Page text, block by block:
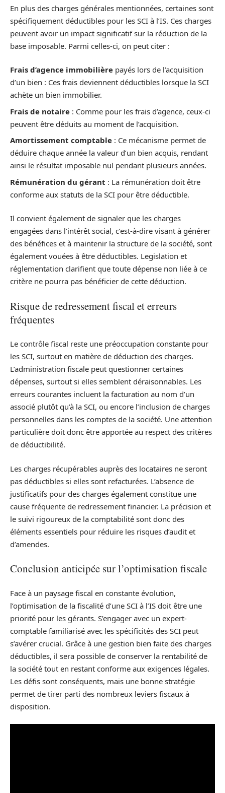
En plus des charges générales mentionnées, certaines sont
spécifiquement déductibles pour les SCI à l’IS. Ces charges
peuvent avoir un impact significatif sur la réduction de la
base imposable. Parmi celles-ci, on peut citer :
Frais d’agence immobilière payés lors de l’acquisition
d’un bien : Ces frais deviennent déductibles lorsque la SCI
achète un bien immobilier.
Frais de notaire : Comme pour les frais d’agence, ceux-ci
peuvent être déduits au moment de l’acquisition.
Amortissement comptable : Ce mécanisme permet de
déduire chaque année la valeur d’un bien acquis, rendant
ainsi le résultat imposable nul pendant plusieurs années.
Rémunération du gérant : La rémunération doit être
conforme aux statuts de la SCI pour être déductible.
Il convient également de signaler que les charges
engagées dans l’intérêt social, c’est-à-dire visant à générer
des bénéfices et à maintenir la structure de la société, sont
également vouées à être déductibles. Legislation et
réglementation clarifient que toute dépense non liée à ce
critère ne pourra pas bénéficier de cette déduction.
Risque de redressement fiscal et erreurs
fréquentes
Le contrôle fiscal reste une préoccupation constante pour
les SCI, surtout en matière de déduction des charges.
L’administration fiscale peut questionner certaines
dépenses, surtout si elles semblent déraisonnables. Les
erreurs courantes incluent la facturation au nom d’un
associé plutôt qu’à la SCI, ou encore l’inclusion de charges
personnelles dans les comptes de la société. Une attention
particulière doit donc être apportée au respect des critères
de déductibilité.
Les charges récupérables auprès des locataires ne seront
pas déductibles si elles sont refacturées. L’absence de
justificatifs pour des charges également constitue une
cause fréquente de redressement financier. La précision et
le suivi rigoureux de la comptabilité sont donc des
éléments essentiels pour réduire les risques d’audit et
d’amendes.
Conclusion anticipée sur l’optimisation fiscale
Face à un paysage fiscal en constante évolution,
l’optimisation de la fiscalité d’une SCI à l’IS doit être une
priorité pour les gérants. S’engager avec un expert-
comptable familiarisé avec les spécificités des SCI peut
s’avérer crucial. Grâce à une gestion bien faite des charges
déductibles, il sera possible de conserver la rentabilité de
la société tout en restant conforme aux exigences légales.
Les défis sont conséquents, mais une bonne stratégie
permet de tirer parti des nombreux leviers fiscaux à
disposition.